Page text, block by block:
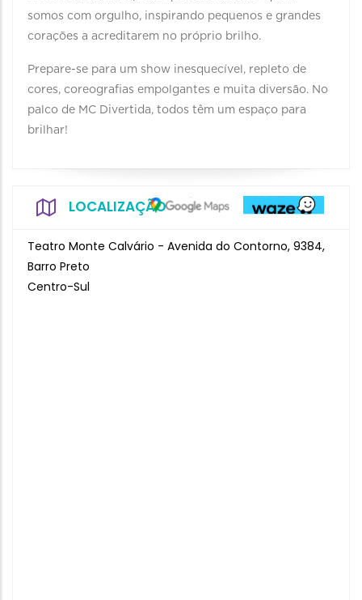
somos com orgulho, inspirando pequenos e grandes
corações a acreditarem no próprio brilho.
Prepare-se para um show inesquecível, repleto de
cores, coreografias empolgantes e muita diversão. No
palco de MC Divertida, todos têm um espaço para
brilhar!
LOCALIZAÇÃO
Teatro Monte Calvário - Avenida do Contorno, 9384,
Barro Preto
Centro-Sul